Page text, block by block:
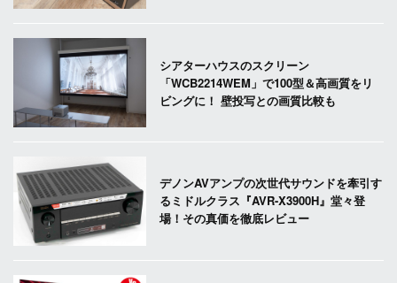
シアターハウスのスクリーン
「WCB2214WEM」で100型＆高画質をリ
ビングに！ 壁投写との画質比較も
デノンAVアンプの次世代サウンドを牽引す
るミドルクラス『AVR-X3900H』堂々登
場！その真価を徹底レビュー